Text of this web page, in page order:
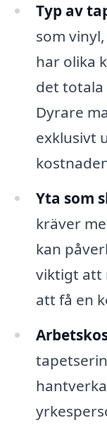
Typ av
som
har olika
det
Dyrare
exklusivt
Yta som
kräver
kan
viktigt att
att få en